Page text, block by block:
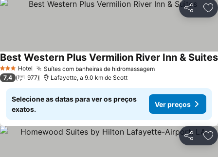
Partilhar
3 EstrelasHotel Suítes com banheiras de hidromassagemVer preços
Best Western Plus Vermilion River Inn & Suites
7,4 977 Lafayette, a 9.0 km de Scott
Selecione as datas para ver os preços
exatos.
Ver preços
Partilhar